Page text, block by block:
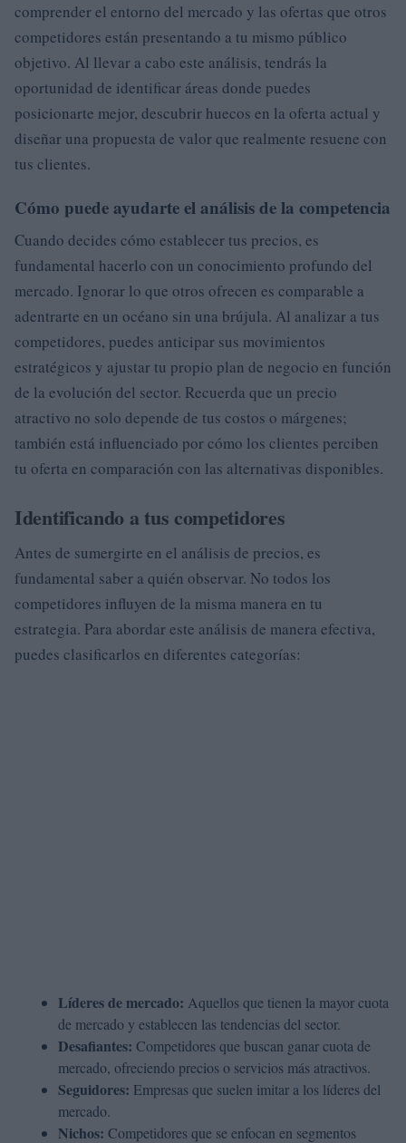
comprender el entorno del mercado y las ofertas que otros
competidores están presentando a tu mismo público
objetivo. Al llevar a cabo este análisis, tendrás la
oportunidad de identificar áreas donde puedes
posicionarte mejor, descubrir huecos en la oferta actual y
diseñar una propuesta de valor que realmente resuene con
tus clientes.
Cómo puede ayudarte el análisis de la competencia
Cuando decides cómo establecer tus precios, es
fundamental hacerlo con un conocimiento profundo del
mercado. Ignorar lo que otros ofrecen es comparable a
adentrarte en un océano sin una brújula. Al analizar a tus
competidores, puedes anticipar sus movimientos
estratégicos y ajustar tu propio plan de negocio en función
de la evolución del sector. Recuerda que un precio
atractivo no solo depende de tus costos o márgenes;
también está influenciado por cómo los clientes perciben
tu oferta en comparación con las alternativas disponibles.
Identificando a tus competidores
Antes de sumergirte en el análisis de precios, es
fundamental saber a quién observar. No todos los
competidores influyen de la misma manera en tu
estrategia. Para abordar este análisis de manera efectiva,
puedes clasificarlos en diferentes categorías:
Líderes de mercado: Aquellos que tienen la mayor cuota
de mercado y establecen las tendencias del sector.
Desafiantes: Competidores que buscan ganar cuota de
mercado, ofreciendo precios o servicios más atractivos.
Seguidores: Empresas que suelen imitar a los líderes del
mercado.
Nichos: Competidores que se enfocan en segmentos